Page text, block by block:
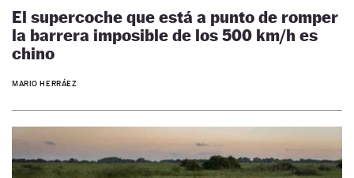
El supercoche que está a punto de romper
la barrera imposible de los 500 km/h es
chino
MARIO HERRÁEZ